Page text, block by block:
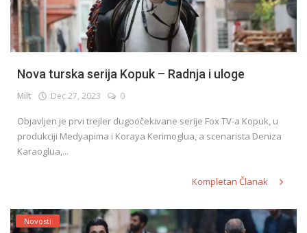
Nova turska serija Kopuk – Radnja i uloge
Milt Dec 27, 2023 0
Objavljen je prvi trejler dugoočekivane serije Fox TV-a Kopuk, u
produkciji Medyapima i Koraya Kerimoglua, a scenarista Deniza
Karaoglua,...
Kompletan Članak
Novosti